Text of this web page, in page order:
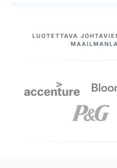
MEIDÄN KUMPPANIMME
LUOTETTAVA